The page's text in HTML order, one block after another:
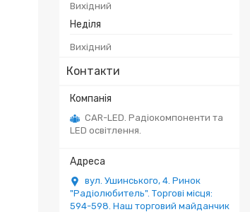
Вихідний
Неділя
Вихідний
Контакти
CAR-LED. Радіокомпоненти та
LED освітлення.
вул. Ушинського, 4. Ринок
"Радіолюбитель". Торгові місця:
594-598. Наш торговий майданчик